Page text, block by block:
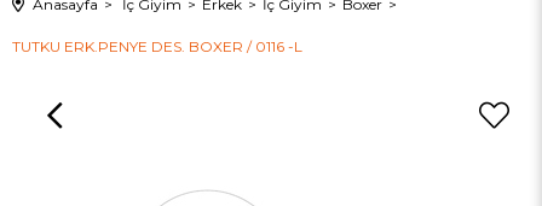
Anasayfa İç Giyim Erkek İç Giyim Boxer
TUTKU ERK.PENYE DES. BOXER / 0116 -L